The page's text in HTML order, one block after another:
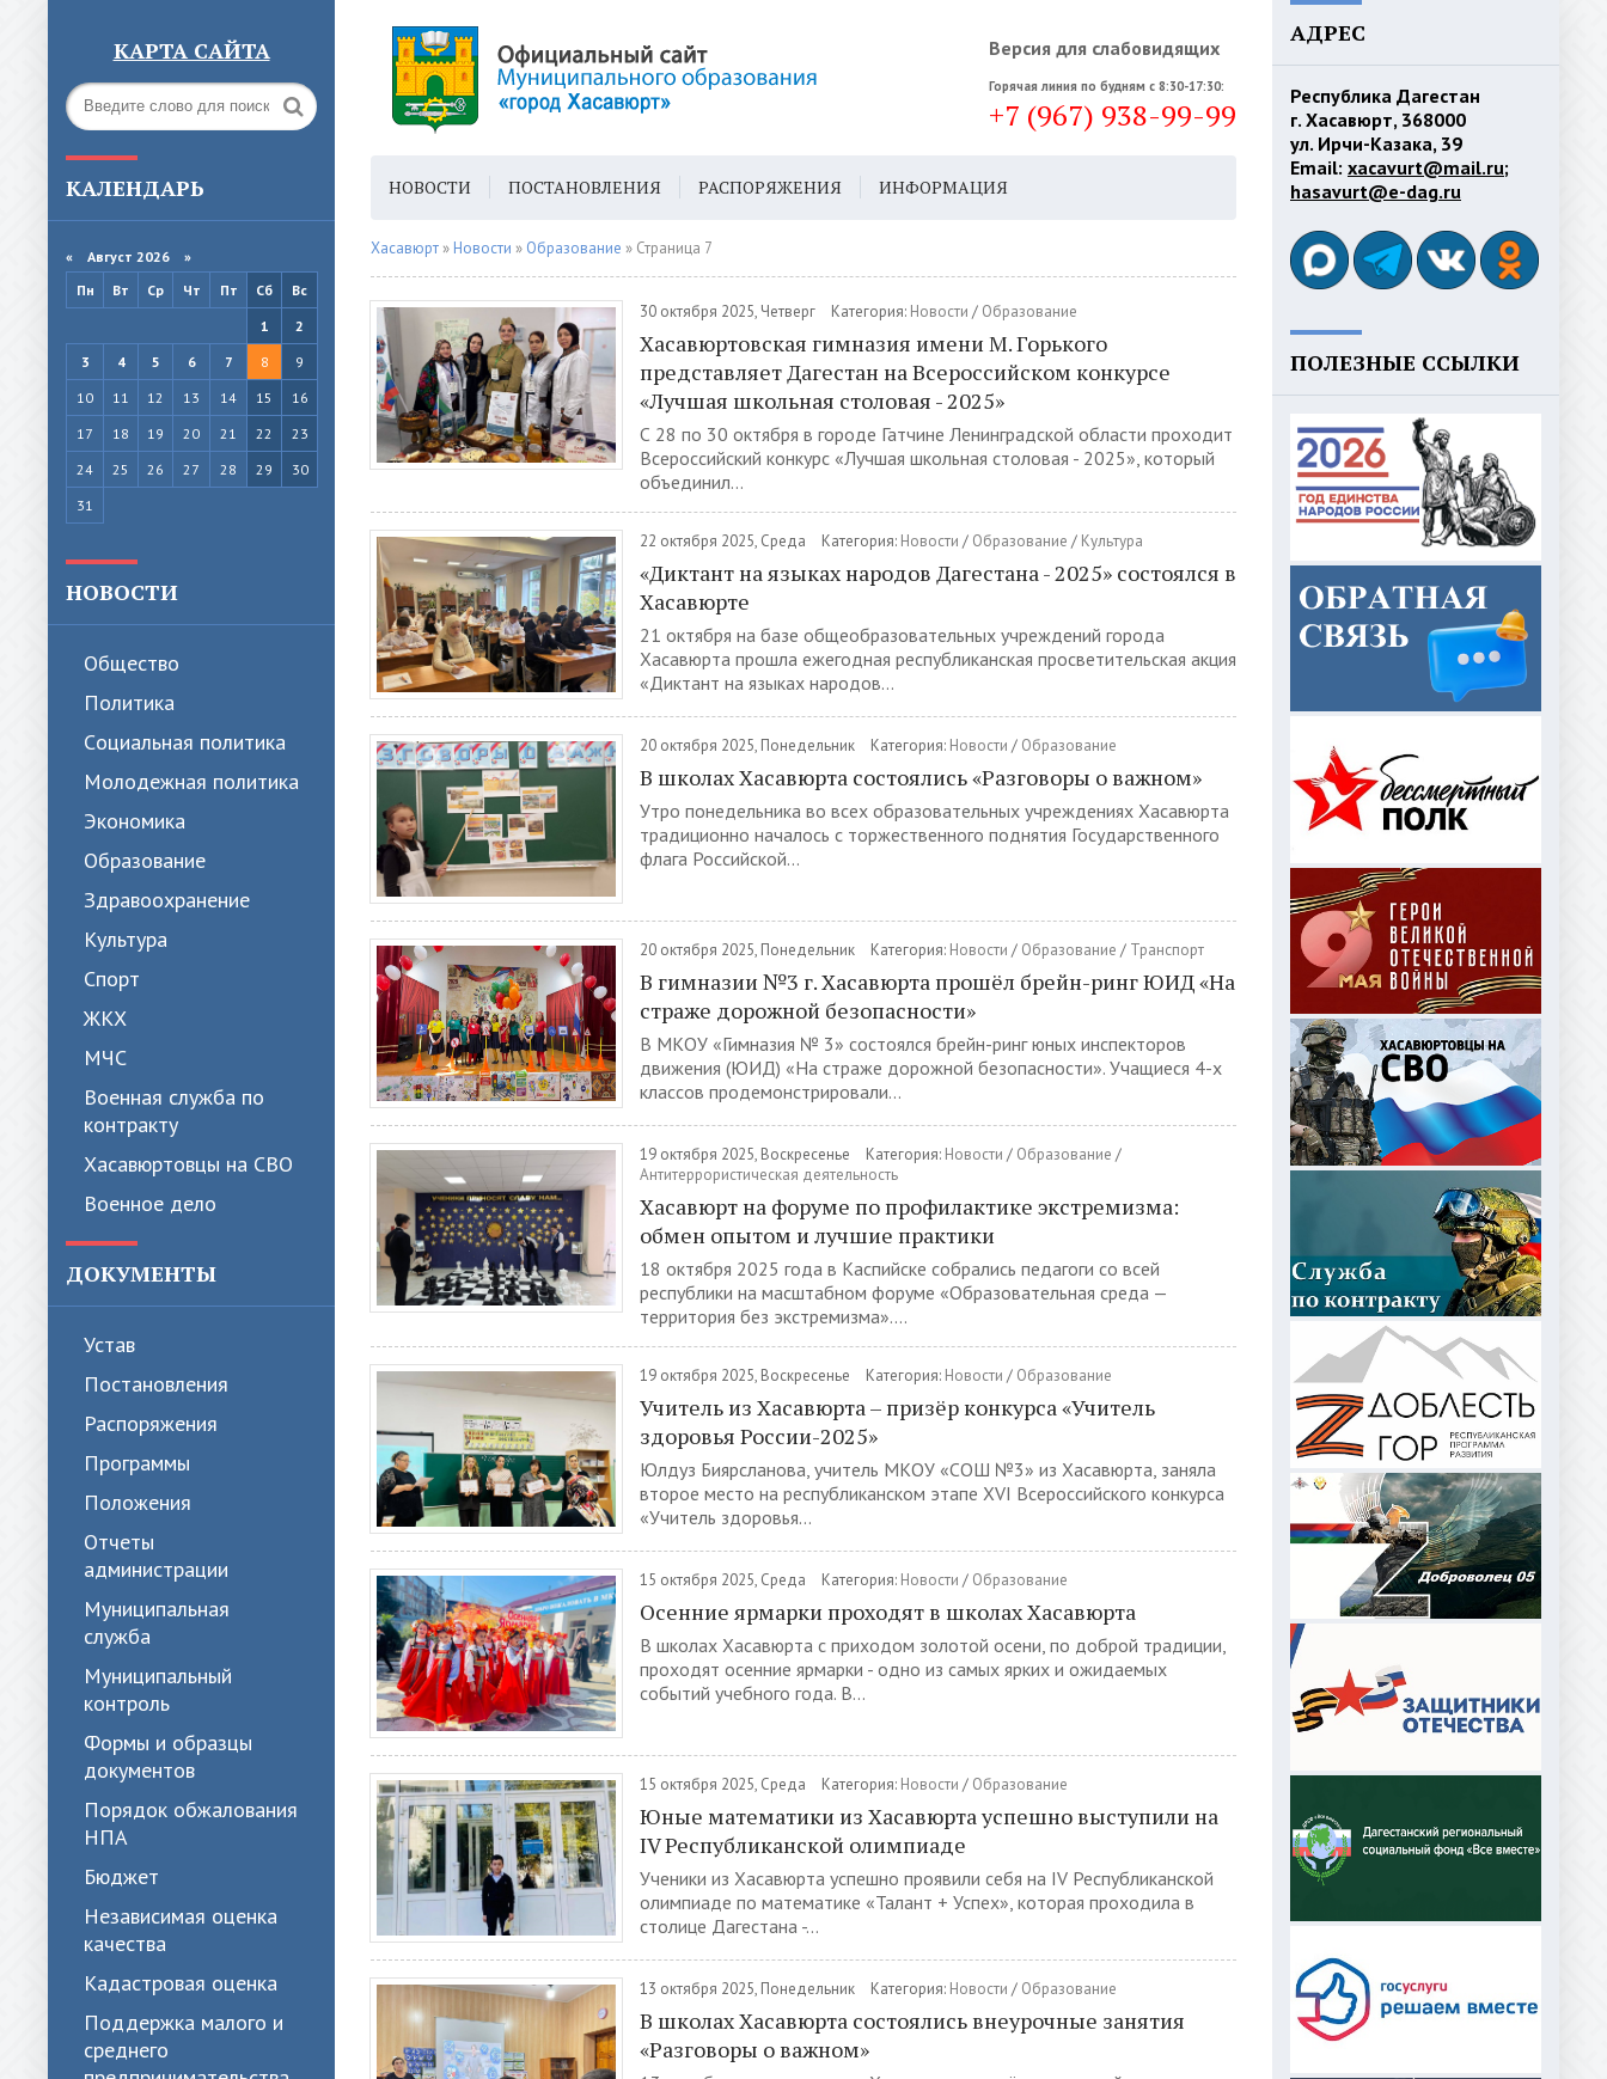
КАРТА САЙТА Версия для слабовидящих
Горячая линия по будням с 8:30-17:30:
+7 (967) 938-99-99
КАЛЕНДАРЬ
« Август 2026 »
Пн
Вт Ср Чт Пт Сб
Вс
1
2
3
4 5 6 7 8
9
10
11 12 13 14 15
16
17
18 19 20 21 22
23
24
25 26 27 28 29
30
31
НОВОСТИ
Общество
Политика
Cоциальная политика
Молодежная политика
Экономика
Образование
Здравоохранение
Культура
Спорт
ЖКХ
МЧС
Военная служба по
контракту
Хасавюртовцы на СВО
Военное дело
ДОКУМЕНТЫ
Устав
Постановления
Распоряжения
Программы
Положения
Отчеты
администрации
Муниципальная
служба
Муниципальный
контроль
Формы и образцы
документов
Порядок обжалования
НПА
Бюджет
Независимая оценка
качества
Кадастровая оценка
Поддержка малого и
среднего
НОВОСТИ ПОСТАНОВЛЕНИЯ РАСПОРЯЖЕНИЯ ИНФОРМАЦИЯ
ГОРОДСКАЯ СРЕДА ГЕН. ПЛАН
Хасавюрт » Новости » Образование » Страница 7
30 октября 2025, Четверг Категория: Новости / Образование
Хасавюртовская гимназия имени М. Горького
представляет Дагестан на Всероссийском конкурсе
«Лучшая школьная столовая - 2025»
С 28 по 30 октября в городе Гатчине Ленинградской области проходит
Всероссийский конкурс «Лучшая школьная столовая - 2025», который
объединил...
22 октября 2025, Среда Категория: Новости / Образование / Культура
«Диктант на языках народов Дагестана - 2025» состоялся в
Хасавюрте
21 октября на базе общеобразовательных учреждений города
Хасавюрта прошла ежегодная республиканская просветительская акция
«Диктант на языках народов...
20 октября 2025, Понедельник Категория: Новости / Образование
В школах Хасавюрта состоялись «Разговоры о важном»
Утро понедельника во всех образовательных учреждениях Хасавюрта
традиционно началось с торжественного поднятия Государственного
флага Российской...
20 октября 2025, Понедельник Категория: Новости / Образование / Транспорт
В гимназии №3 г. Хасавюрта прошёл брейн-ринг ЮИД «На
страже дорожной безопасности»
В МКОУ «Гимназия № 3» состоялся брейн-ринг юных инспекторов
движения (ЮИД) «На страже дорожной безопасности». Учащиеся 4-х
классов продемонстрировали...
19 октября 2025, Воскресенье Категория: Новости / Образование /
Антитеррористическая деятельность
Хасавюрт на форуме по профилактике экстремизма:
обмен опытом и лучшие практики
18 октября 2025 года в Каспийске собрались педагоги со всей
республики на масштабном форуме «Образовательная среда —
территория без экстремизма»....
19 октября 2025, Воскресенье Категория: Новости / Образование
Учитель из Хасавюрта – призёр конкурса «Учитель
здоровья России-2025»
Юлдуз Биярсланова, учитель МКОУ «СОШ №3» из Хасавюрта, заняла
второе место на республиканском этапе XVI Всероссийского конкурса
«Учитель здоровья...
15 октября 2025, Среда Категория: Новости / Образование
Осенние ярмарки проходят в школах Хасавюрта
В школах Хасавюрта с приходом золотой осени, по доброй традиции,
проходят осенние ярмарки - одно из самых ярких и ожидаемых
событий учебного года. В...
15 октября 2025, Среда Категория: Новости / Образование
Юные математики из Хасавюрта успешно выступили на
IV Республиканской олимпиаде
Ученики из Хасавюрта успешно проявили себя на IV Республиканской
олимпиаде по математике «Талант + Успех», которая проходила в
столице Дагестана -...
13 октября 2025, Понедельник Категория: Новости / Образование
В школах Хасавюрта состоялись внеурочные занятия
«Разговоры о важном»
АДРЕС
Республика Дагестан
г. Хасавюрт, 368000
ул. Ирчи-Казака, 39
Email: xacavurt@mail.ru;
hasavurt@e-dag.ru
ПОЛЕЗНЫЕ ССЫЛКИ